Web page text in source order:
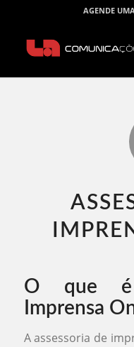
AGENDE
O que é
Imprensa
A assessoria de